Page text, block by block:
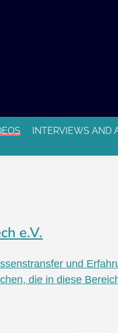
INTERVIEWS AND
e.V.
und
die in diese